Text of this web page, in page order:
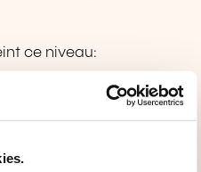
ce niveau:
des expressions